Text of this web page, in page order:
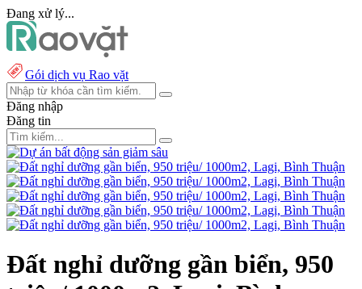
Đang xử lý...
Gói dịch vụ Rao vặt
Đăng nhập
Đăng tin
Đất nghỉ dưỡng gần biển, 950